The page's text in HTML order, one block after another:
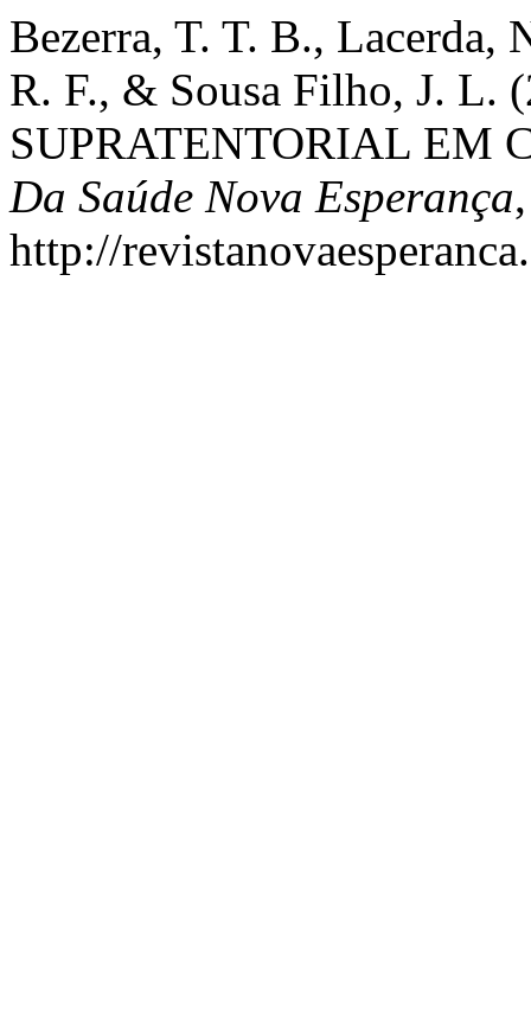
Bezerra, T. T. B., Lacerda,
R. F., & Sousa Filho, J. L.
SUPRATENTORIAL EM
Da Saúde Nova Esperança
http://